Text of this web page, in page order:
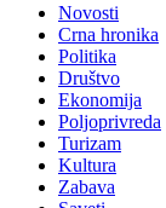
Novosti
Crna hronika
Politika
Društvo
Ekonomija
Poljoprivreda
Turizam
Kultura
Zabava